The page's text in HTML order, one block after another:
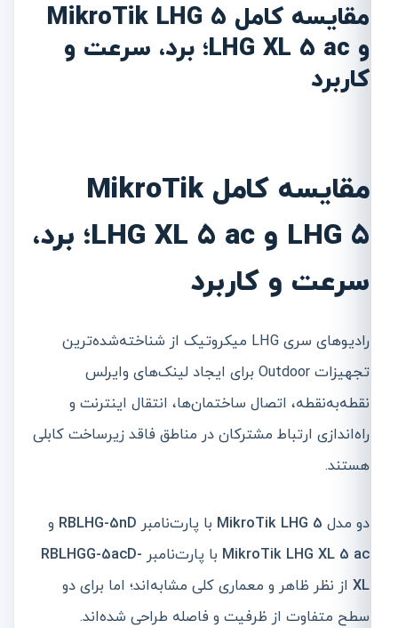
مقایسه کامل MikroTik LHG 5
و LHG XL 5 ac؛ برد، سرعت و
کاربرد
مقایسه کامل MikroTik
LHG 5 و LHG XL 5 ac؛ برد،
سرعت و کاربرد
رادیوهای سری LHG میکروتیک از شناخته‌شده‌ترین
تجهیزات Outdoor برای ایجاد لینک‌های وایرلس
نقطه‌به‌نقطه، اتصال ساختمان‌ها، انتقال اینترنت و
راه‌اندازی ارتباط مشترکان در مناطق فاقد زیرساخت کابلی
هستند.
دو مدل MikroTik LHG 5 با پارت‌نامبر RBLHG-5nD و
MikroTik LHG XL 5 ac با پارت‌نامبر RBLHGG-5acD-
XL از نظر ظاهر و معماری کلی مشابه‌اند؛ اما برای دو
سطح متفاوت از ظرفیت و فاصله طراحی شده‌اند.